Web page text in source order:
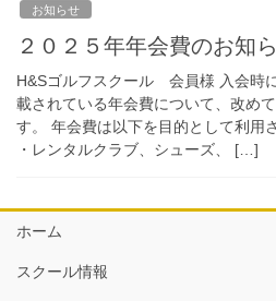
お知らせ
２０２５年年会費のお知
H&Sゴルフスクール 会員様 入会時
載されている年会費について、改め
す。 年会費は以下を目的として利用
・レンタルクラブ、シューズ、 […]
ホーム
スクール情報